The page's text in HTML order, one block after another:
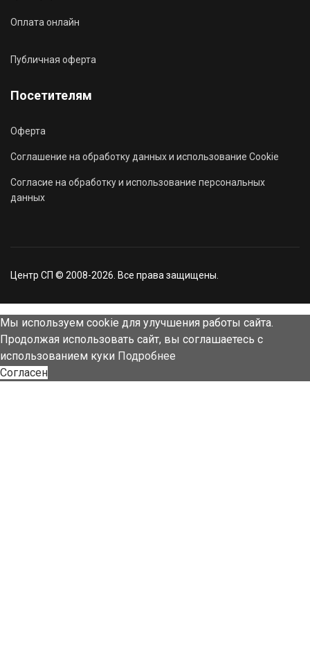
Оплата онлайн
Публичная оферта
Посетителям
Оферта
Соглашение на обработку данных и использование Cookie
Согласие на обработку и использование персональных
данных
Центр СП © 2008-2026. Все права защищены.
Мы используем cookie для улучшения работы сайта.
Продолжая использовать сайт, вы соглашаетесь с
использованием куки Подробнее
Согласен